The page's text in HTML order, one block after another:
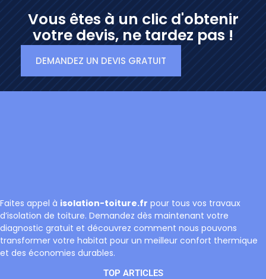
Vous êtes à un clic d'obtenir
votre devis, ne tardez pas !
DEMANDEZ UN DEVIS GRATUIT
Faites appel à isolation-toiture.fr pour tous vos travaux
d’isolation de toiture. Demandez dès maintenant votre
diagnostic gratuit et découvrez comment nous pouvons
transformer votre habitat pour un meilleur confort thermique
et des économies durables.
TOP ARTICLES